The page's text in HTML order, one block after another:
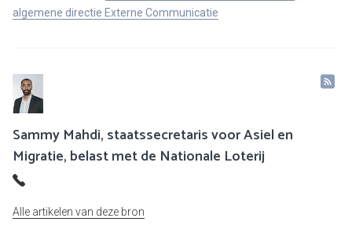
algemene directie Externe Communicatie
Sammy Mahdi, staatssecretaris voor Asiel en
Migratie, belast met de Nationale Loterij
Alle artikelen van deze bron